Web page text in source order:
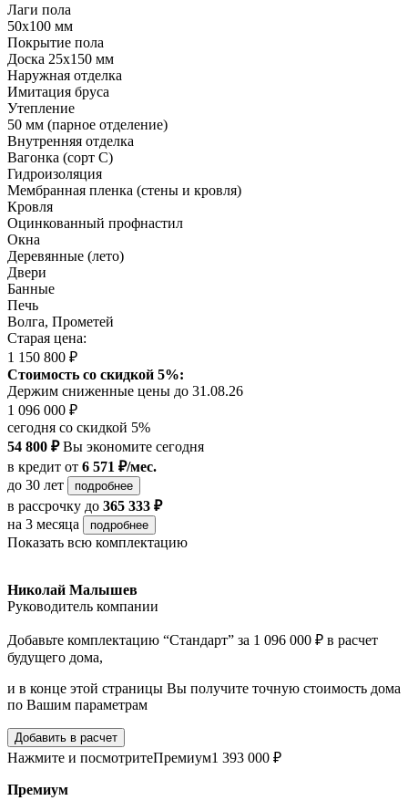
Лаги пола
50х100 мм
Покрытие пола
Доска 25х150 мм
Наружная отделка
Имитация бруса
Утепление
50 мм (парное отделение)
Внутренняя отделка
Вагонка (сорт С)
Гидроизоляция
Мембранная пленка (стены и кровля)
Кровля
Оцинкованный профнастил
Окна
Деревянные (лето)
Двери
Банные
Печь
Волга, Прометей
Старая цена:
1 150 800 ₽
Стоимость со скидкой 5%:
Держим сниженные цены до 31.08.26
1 096 000 ₽
сегодня со скидкой 5%
54 800 ₽Вы экономите сегодня
в кредит от 6 571 ₽/мес.
до 30 лет
подробнее
в рассрочку до 365 333 ₽
на 3 месяца
подробнее
Показать всю комплектацию
Николай Малышев
Руководитель компании
Добавьте комплектацию “Стандарт” за 1 096 000 ₽ в расчет
будущего дома,
и в конце этой страницы Вы получите точную стоимость дома
по Вашим параметрам
Добавить в расчет
Нажмите и посмотритеПремиум1 393 000 ₽
Премиум